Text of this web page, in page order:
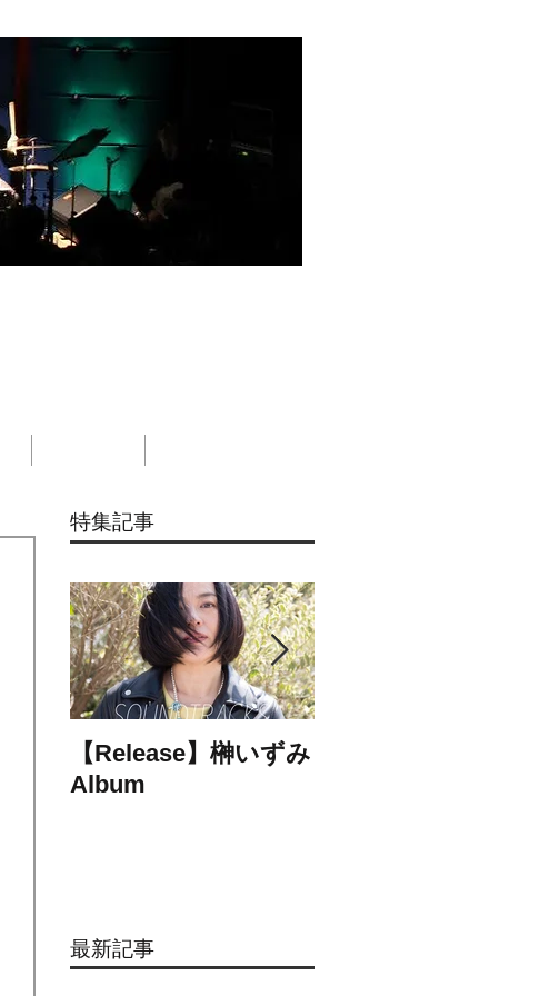
特集記事
【Release】榊いずみ
Album
最新記事